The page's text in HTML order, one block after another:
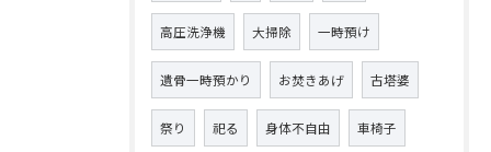
高圧洗浄機 大掃除 一時預け
遺骨一時預かり お焚きあげ 古塔婆
祭り 祀る 身体不自由 車椅子